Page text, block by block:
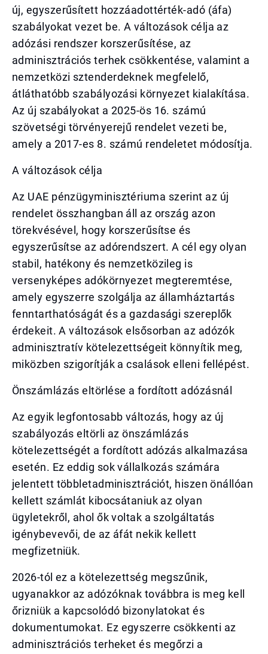
új, egyszerűsített hozzáadottérték-adó (áfa)
szabályokat vezet be. A változások célja az
adózási rendszer korszerűsítése, az
adminisztrációs terhek csökkentése, valamint a
nemzetközi sztenderdeknek megfelelő,
átláthatóbb szabályozási környezet kialakítása.
Az új szabályokat a 2025-ös 16. számú
szövetségi törvényerejű rendelet vezeti be,
amely a 2017-es 8. számú rendeletet módosítja.
A változások célja
Az UAE pénzügyminisztériuma szerint az új
rendelet összhangban áll az ország azon
törekvésével, hogy korszerűsítse és
egyszerűsítse az adórendszert. A cél egy olyan
stabil, hatékony és nemzetközileg is
versenyképes adókörnyezet megteremtése,
amely egyszerre szolgálja az államháztartás
fenntarthatóságát és a gazdasági szereplők
érdekeit. A változások elsősorban az adózók
adminisztratív kötelezettségeit könnyítik meg,
miközben szigorítják a csalások elleni fellépést.
Önszámlázás eltörlése a fordított adózásnál
Az egyik legfontosabb változás, hogy az új
szabályozás eltörli az önszámlázás
kötelezettségét a fordított adózás alkalmazása
esetén. Ez eddig sok vállalkozás számára
jelentett többletadminisztrációt, hiszen önállóan
kellett számlát kibocsátaniuk az olyan
ügyletekről, ahol ők voltak a szolgáltatás
igénybevevői, de az áfát nekik kellett
megfizetniük.
2026-tól ez a kötelezettség megszűnik,
ugyanakkor az adózóknak továbbra is meg kell
őrizniük a kapcsolódó bizonylatokat és
dokumentumokat. Ez egyszerre csökkenti az
adminisztrációs terheket és megőrzi a